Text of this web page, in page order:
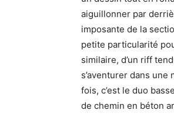
aiguillonner par
imposante de la
petite particularité
similaire, d’un riff
s’aventurer dans
fois, c’est le duo
de chemin en béton